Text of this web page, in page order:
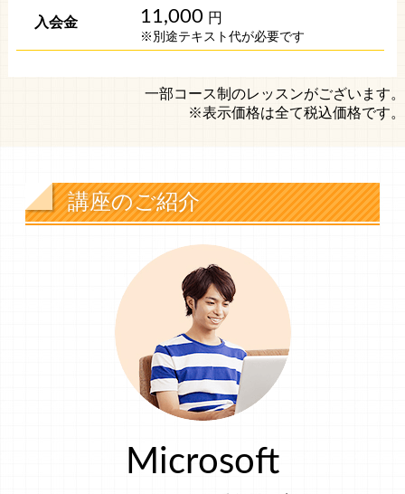
11,000 円
※別途テキスト代が必要です
一部コース制のレッスンがございます。
※表示価格は全て税込価格です。
講座のご紹介
Microsoft